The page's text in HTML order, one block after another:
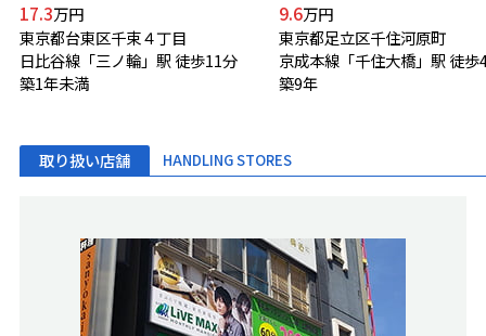
17.3万円
東京都台東区千束４丁目
日比谷線「三ノ輪」駅 徒歩11分
築1年未満
9.6万円
東京都足立区千住河原町
京成本線「千住大橋」駅 徒歩
築9年
取り扱い店舗 HANDLING STORES